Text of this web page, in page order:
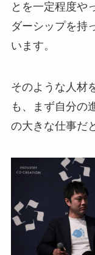
とを一定程度や
ダーシップを持
います。
そのような人材
も、まず自分の
の大きな仕事だ